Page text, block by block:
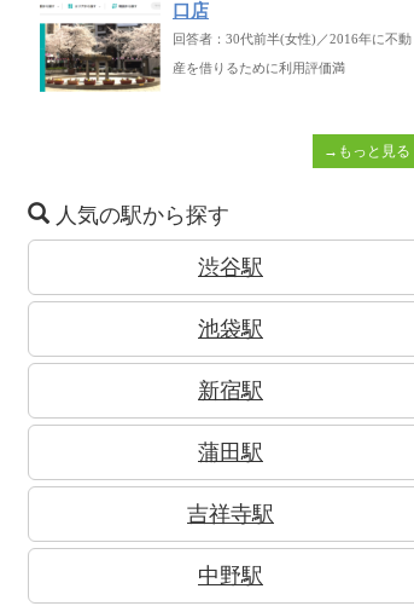
口店
回答者：30代前半(女性)／2016年に不動
産を借りるために利用評価満
→もっと見る
人気の駅から探す
渋谷駅
池袋駅
新宿駅
蒲田駅
吉祥寺駅
中野駅